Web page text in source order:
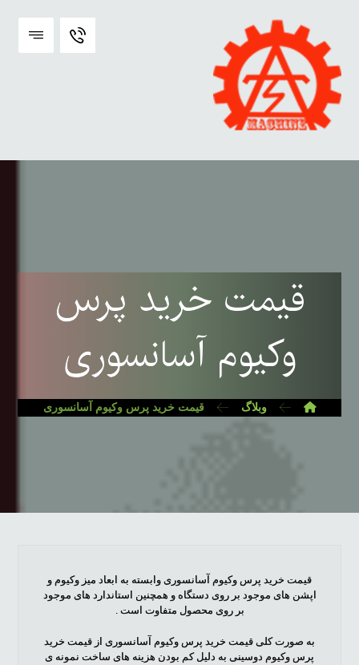
قیمت خرید پرس
وکیوم آسانسوری
وبلاگ قیمت خرید پرس وکیوم آسانسوری
قیمت خرید پرس وکیوم آسانسوری وابسته به ابعاد میز وکیوم و
اپشن های موجود بر روی دستگاه و همچنین استاندارد های موجود
بر روی محصول متفاوت است .
به صورت کلی قیمت خرید پرس وکیوم آسانسوری از قیمت خرید
پرس وکیوم دوسینی به دلیل کم بودن هزینه های ساخت نمونه ی